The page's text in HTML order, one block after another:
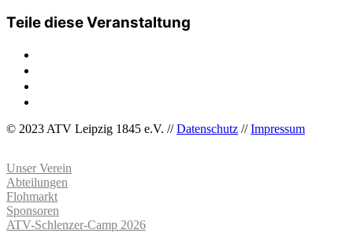
Teile diese Veranstaltung
© 2023 ATV Leipzig 1845 e.V. //Datenschutz //Impressum
Unser Verein
Abteilungen
Flohmarkt
Sponsoren
ATV-Schlenzer-Camp 2026